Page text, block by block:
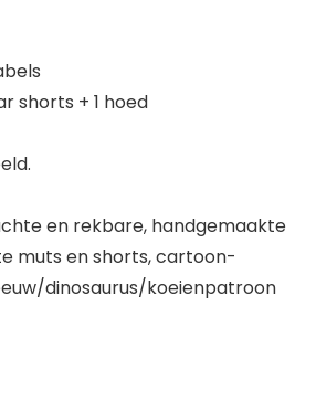
shorts + 1 hoed
en rekbare, handgemaakte
muts en shorts, cartoon-
dinosaurus/koeienpatroon